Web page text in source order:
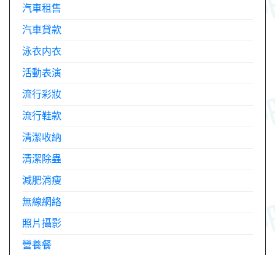
汽車租售
汽車貸款
泳衣内衣
活動表演
流行彩妝
流行鞋款
清潔收納
清潔除蟲
減肥消瘦
無線網絡
照片攝影
營養餐